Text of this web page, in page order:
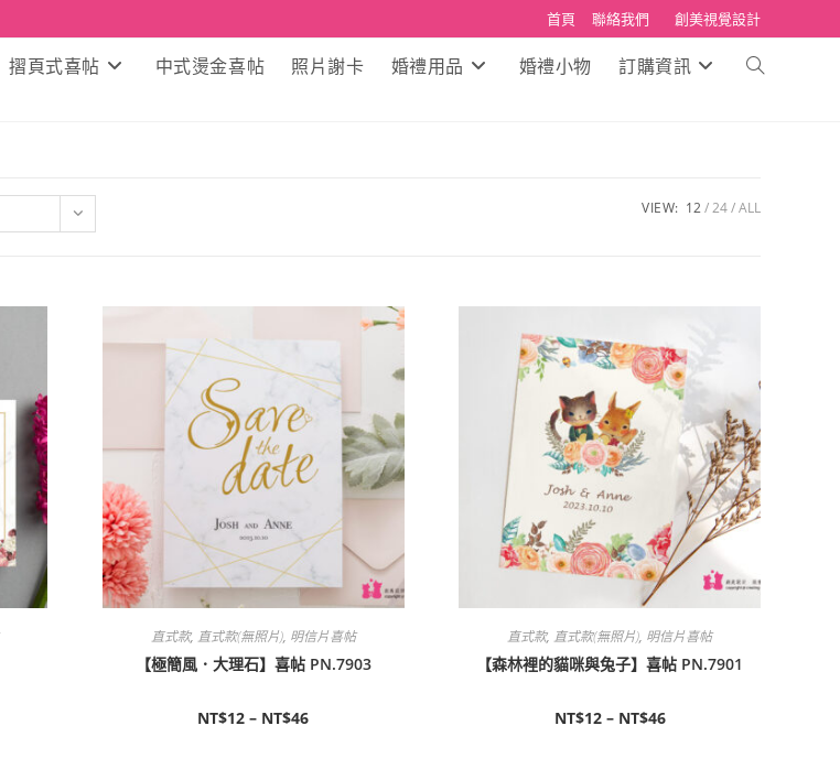
首頁 聯絡我們 創美視覺設計
摺頁式喜帖 中式燙金喜帖 照片謝卡 婚禮用品 婚禮小物 訂購資訊 Toggle
VIEW: 12 24 ALL
直式款, 直式款(無照片), 明信片喜帖
【極簡風．大理石】喜帖 PN.7903
NT$12 – NT$46
直式款, 直式款(無照片), 明信片喜帖
【森林裡的貓咪與兔子】喜帖 PN.7901
NT$12– NT$46